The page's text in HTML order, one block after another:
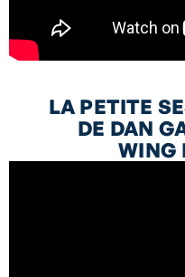
LA PETITE
DE DAN
WING